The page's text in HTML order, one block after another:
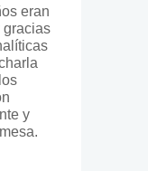
eran
gracias
y